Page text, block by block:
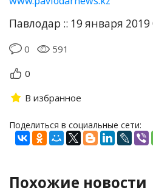
Павлодар :: 19 января 2019
0
591
0
В избранное
Поделиться в социальные сети:
Похожие новости